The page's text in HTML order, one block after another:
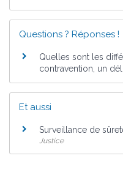
Questions ? Réponses !
Quelles sont les
contravention, un
Et aussi
Surveillance de
Justice